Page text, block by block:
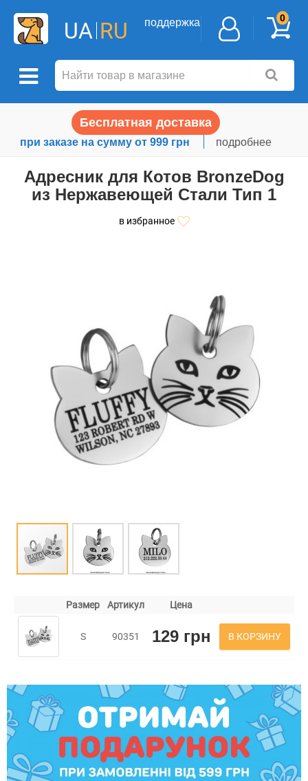
UA RU поддержка 0
Бесплатная доставка
при заказе на сумму от 999 грн подробнее
Адресник для Котов BronzeDog
из Нержавеющей Стали Тип 1
в избранное
Размер Артикул Цена
S 90351 129 грн В КОРЗИНУ